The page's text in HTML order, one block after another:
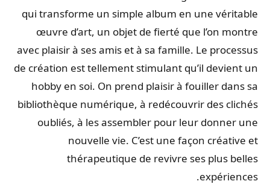
qui transforme un simple album en une véritable
œuvre d’art, un objet de fierté que l’on montre
avec plaisir à ses amis et à sa famille. Le processus
de création est tellement stimulant qu’il devient un
hobby en soi. On prend plaisir à fouiller dans sa
bibliothèque numérique, à redécouvrir des clichés
oubliés, à les assembler pour leur donner une
nouvelle vie. C’est une façon créative et
thérapeutique de revivre ses plus belles
expériences.